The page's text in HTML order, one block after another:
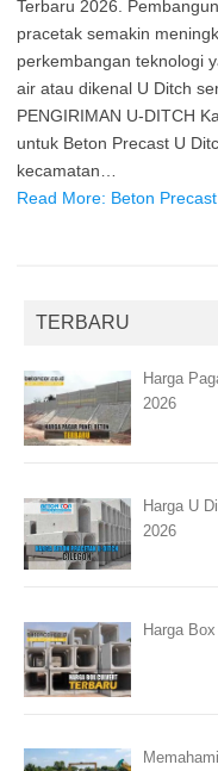
Terbaru 2026.
pracetak semakin
perkembangan teknologi
air atau dikenal U Ditch
PENGIRIMAN U-DITCH
untuk Beton Precast U
kecamatan…
Read More: Beton
TERBARU
Harga
2026
Harga U
2026
Harga